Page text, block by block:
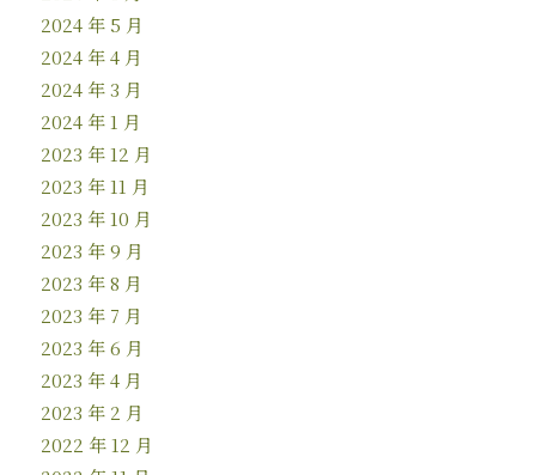
2024 年 5 月
2024 年 4 月
2024 年 3 月
2024 年 1 月
2023 年 12 月
2023 年 11 月
2023 年 10 月
2023 年 9 月
2023 年 8 月
2023 年 7 月
2023 年 6 月
2023 年 4 月
2023 年 2 月
2022 年 12 月